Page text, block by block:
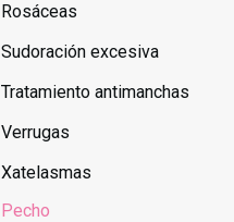
Rosáceas
Sudoración excesiva
Tratamiento antimanchas
Verrugas
Xatelasmas
Pecho